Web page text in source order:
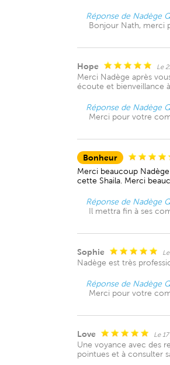
Réponse de Nadège
Bonjour Nath, merci
Hope Le
Merci Nadège après
écoute et
Réponse de Nadège
Merci pour votre
Bonheur
Merci beaucoup
cette Shaila. Merci
Réponse de Nadège
Il mettra fin à ses
Sophie
Nadège est très
Réponse de Nadège
Merci pour votre
Love Le
Une voyance avec des
pointues et à consulter